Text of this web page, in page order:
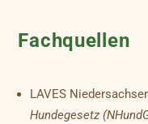
Fachquellen
LAVES
Hundegesetz